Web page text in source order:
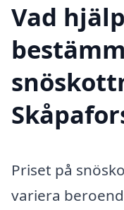
Vad
Priset på
variera